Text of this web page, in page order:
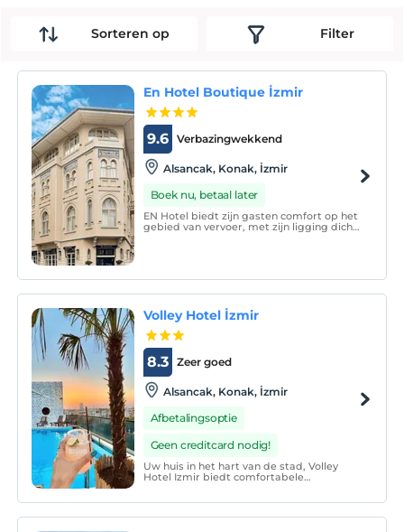
Sorteren op Filter
En Hotel Boutique İzmir
Verbazingwekkend
9.6
Alsancak, Konak, İzmir
Boek nu, betaal later
EN Hotel biedt zijn gasten comfort op het
gebied van vervoer, met zijn ligging dicht
Volley Hotel İzmir
Zeer goed
8.3
Alsancak, Konak, İzmir
Afbetalingsoptie
Geen creditcard nodig!
Uw huis in het hart van de stad, Volley
Hotel Izmir biedt comfortabele